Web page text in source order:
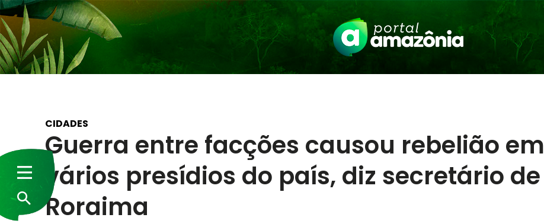
CIDADES
Guerra entre facções causou rebelião em
vários presídios do país, diz secretário de
Roraima